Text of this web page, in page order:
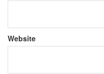
Website